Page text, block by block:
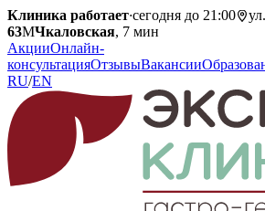
Клиника работает·сегодня до 21:00
63МЧкаловская, 7 мин
АкцииОнлайн-
консультацияОтзывыВакансии
RU/EN